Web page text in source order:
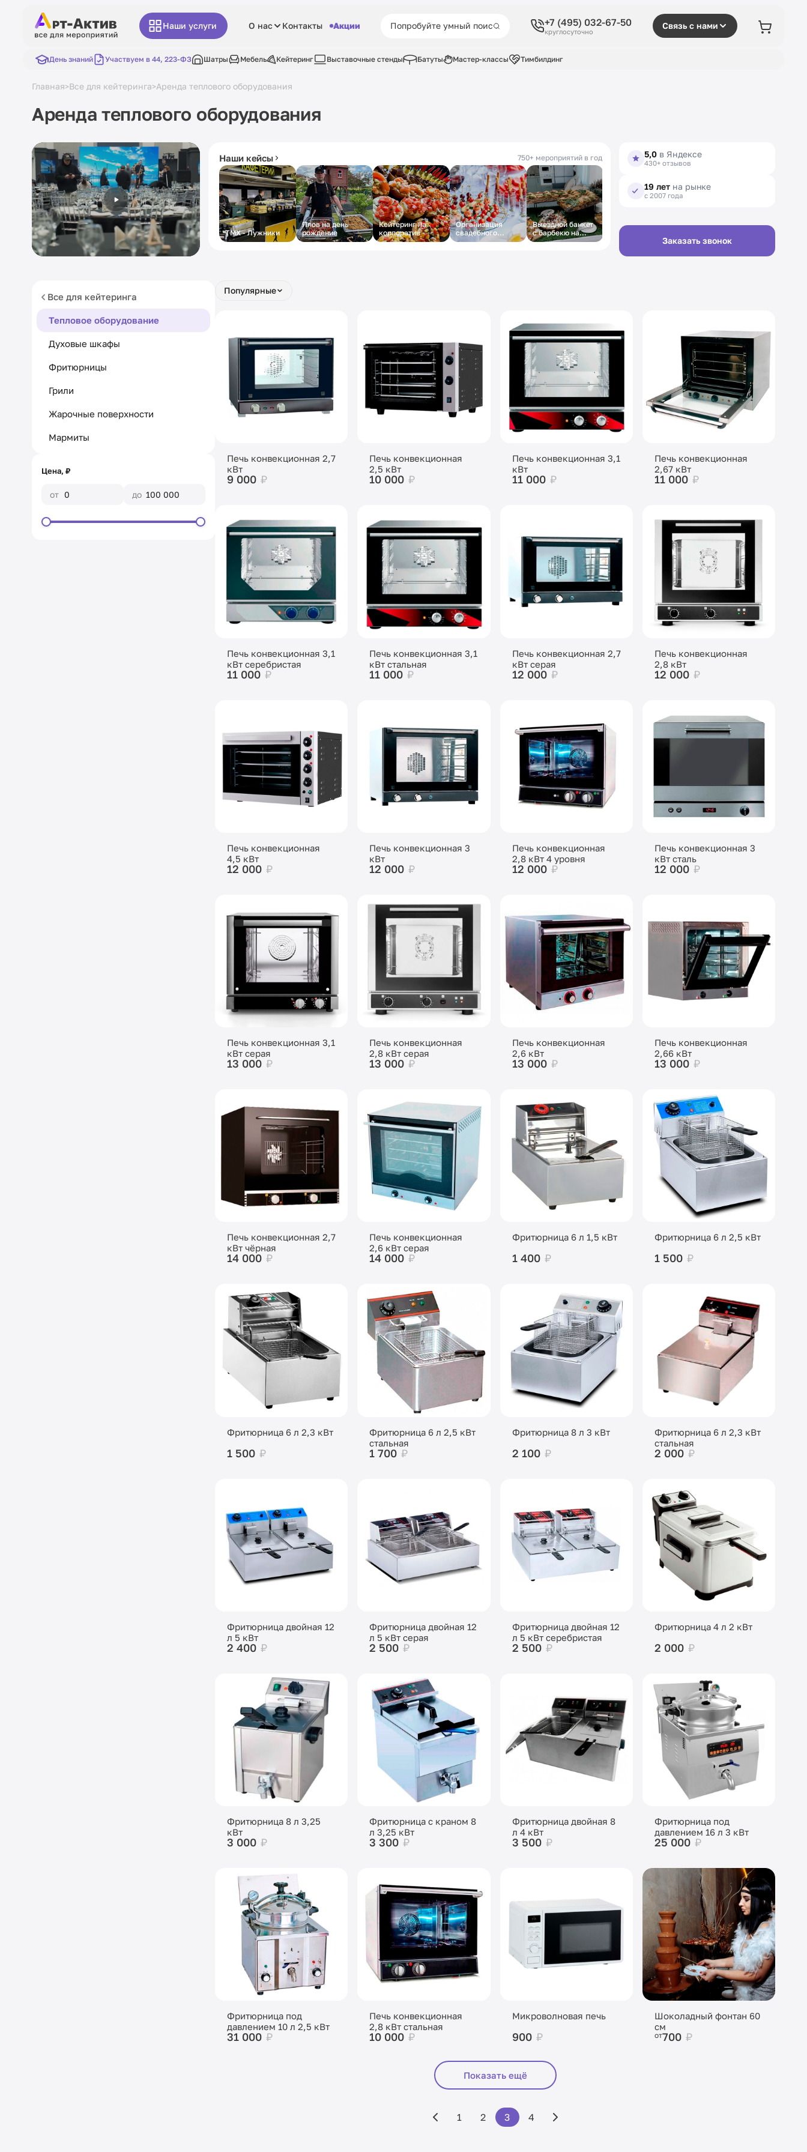
Наши услуги О нас Контакты Акции +7 (495) 032-67-50
круглосуточно
Связь с нами
День знаний Участвуем в 44, 223-ФЗ Шатры Мебель Кейтеринг Выставочные стенды Батуты Мастер-классы Тимбилдинг
Главная>Все для кейтеринга>Аренда теплового оборудования
Аренда теплового оборудования
Наши кейсы 750+ мероприятий в год
ТМХ - Лужники
Плов на день
рождение
Кейтеринг на
корпоратив
Организация
свадебного
кейтеринга
Выездной банкет
с барбекю на
свадьбу
5,0 в Яндексе
430+ отзывов
19 лет на рынке
с 2007 года
Заказать звонок
Все для кейтеринга
Тепловое оборудование
Духовые шкафы
Фритюрницы
Грили
Жарочные поверхности
Мармиты
Цена, ₽
от до
Популярные
Печь конвекционная 2,7
кВт
9 000 ₽
Печь конвекционная
2,5 кВт
10 000 ₽
Печь конвекционная 3,1
кВт
11 000 ₽
Печь конвекционная
2,67 кВт
11 000 ₽
Печь конвекционная 3,1
кВт серебристая
11 000 ₽
Печь конвекционная 3,1
кВт стальная
11 000 ₽
Печь конвекционная 2,7
кВт серая
12 000 ₽
Печь конвекционная
2,8 кВт
12 000 ₽
Печь конвекционная
4,5 кВт
12 000 ₽
Печь конвекционная 3
кВт
12 000 ₽
Печь конвекционная
2,8 кВт 4 уровня
12 000 ₽
Печь конвекционная 3
кВт сталь
12 000 ₽
Печь конвекционная 3,1
кВт серая
13 000 ₽
Печь конвекционная
2,8 кВт серая
13 000 ₽
Печь конвекционная
2,6 кВт
13 000 ₽
Печь конвекционная
2,66 кВт
13 000 ₽
Печь конвекционная 2,7
кВт чёрная
14 000 ₽
Печь конвекционная
2,6 кВт серая
14 000 ₽
Фритюрница 6 л 1,5 кВт
1 400 ₽
Фритюрница 6 л 2,5 кВт
1 500 ₽
Фритюрница 6 л 2,3 кВт
1 500 ₽
Фритюрница 6 л 2,5 кВт
стальная
1 700 ₽
Фритюрница 8 л 3 кВт
2 100 ₽
Фритюрница 6 л 2,3 кВт
стальная
2 000 ₽
Фритюрница двойная 12
л 5 кВт
2 400 ₽
Фритюрница двойная 12
л 5 кВт серая
2 500 ₽
Фритюрница двойная 12
л 5 кВт серебристая
2 500 ₽
Фритюрница 4 л 2 кВт
2 000 ₽
Фритюрница 8 л 3,25
кВт
3 000 ₽
Фритюрница с краном 8
л 3,25 кВт
3 300 ₽
Фритюрница двойная 8
л 4 кВт
3 500 ₽
Фритюрница под
давлением 16 л 3 кВт
25 000 ₽
Фритюрница под
давлением 10 л 2,5 кВт
31 000 ₽
Печь конвекционная
2,8 кВт стальная
10 000 ₽
Микроволновая печь
900 ₽
Шоколадный фонтан 60
см
от700 ₽
Показать ещё
1 2 3 4